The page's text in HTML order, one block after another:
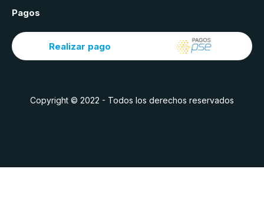
Pagos
Realizar pago
Copyright © 2022 - Todos los derechos reservados